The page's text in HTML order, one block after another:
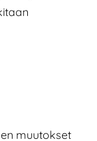
muutokset